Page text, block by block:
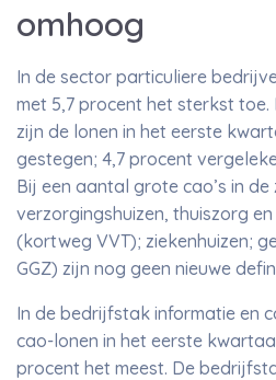
omhoog
In de sector particuliere
met 5,7 procent het sterkst
zijn de lonen in het eerste
gestegen; 4,7 procent
Bij een aantal grote cao’s in
verzorgingshuizen, thuiszorg
(kortweg VVT); ziekenhuizen;
GGZ) zijn nog geen nieuwe
In de bedrijfstak informatie en
cao-lonen in het eerste
procent het meest. De